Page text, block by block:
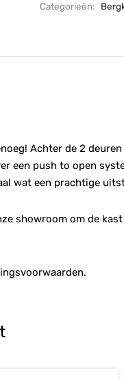
Categorieën:
Achter de 2
een push to open
wat een prachtige
showroom om de